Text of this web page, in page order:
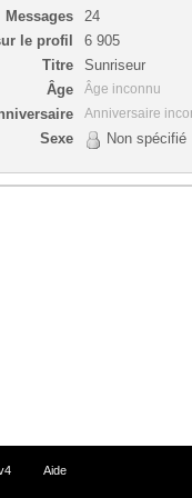
Messages
24
le profil
6 905
Titre
Sunriseur
Âge
Âge inconnu
Anniversaire
Sexe Non spécifié
Aide